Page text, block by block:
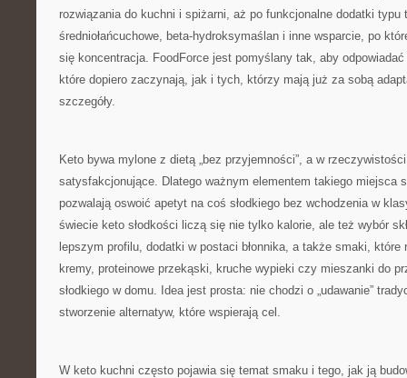
rozwiązania do kuchni i spiżarni, aż po funkcjonalne dodatki typu
średniołańcuchowe, beta-hydroksymaślan i inne wsparcie, po
się koncentracja. FoodForce jest pomyślany tak, aby
które dopiero zaczynają, jak i tych, którzy mają już za sobą
szczegóły.
Keto bywa mylone z dietą „bez przyjemności”, a w
satysfakcjonujące. Dlatego ważnym elementem takiego miejsca
pozwalają oswoić apetyt na coś słodkiego bez wchodzenia w
świecie keto słodkości liczą się nie tylko kalorie, ale też wybór
lepszym profilu, dodatki w postaci błonnika, a także smaki,
kremy, proteinowe przekąski, kruche wypieki czy mieszanki do
słodkiego w domu. Idea jest prosta: nie chodzi o „udawanie”
stworzenie alternatyw, które wspierają cel.
W keto kuchni często pojawia się temat smaku i tego, jak ją